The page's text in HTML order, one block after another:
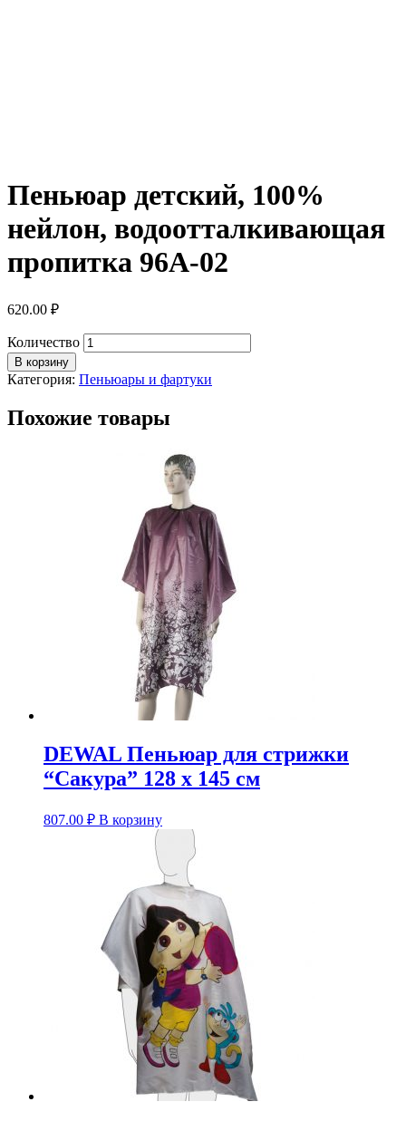
Пеньюар детский, 100%
нейлон, водоотталкивающая
пропитка 96А-02
620.00 ₽
Количество
В корзину
Категория: Пеньюары и фартуки
Похожие товары
DEWAL Пеньюар для стрижки
“Сакура” 128 x 145 см
807.00 ₽ В корзину